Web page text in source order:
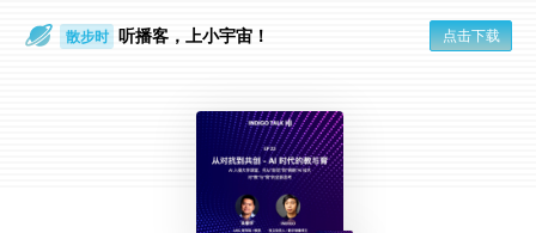
散步时 听播客，上小宇宙！ 点击下载